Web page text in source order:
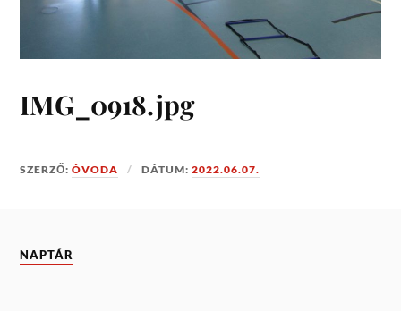
IMG_0918.jpg
SZERZŐ:ÓVODA DÁTUM:2022.06.07.
NAPTÁR